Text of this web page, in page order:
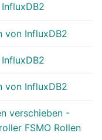
von InfluxDB2
von InfluxDB2
verschieben -
FSMO Rollen